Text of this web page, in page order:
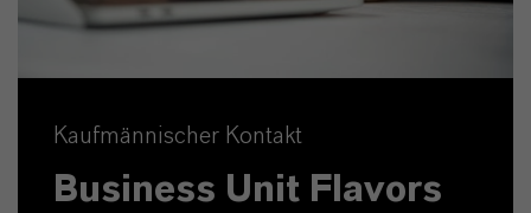
Kaufmännischer Kontakt
Business Unit Flavors